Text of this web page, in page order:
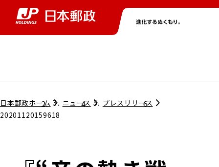
グループ情報トップ
株主・投資家情報トップ
ニューストップ
サステナビリティトップ
採用情報トップ
日本郵政ホーム ニュース
プレスリリース
20201120159618